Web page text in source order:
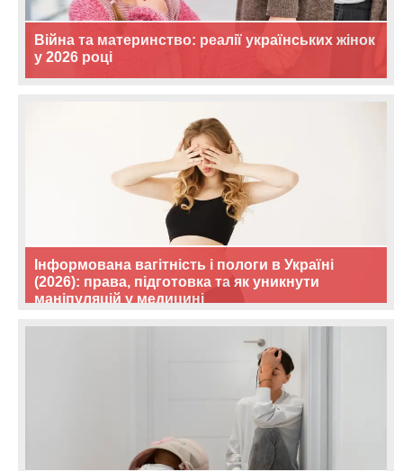
Війна та материнство: реалії українських жінок
у 2026 році
Інформована вагітність і пологи в Україні
(2026): права, підготовка та як уникнути
маніпуляцій у медицині